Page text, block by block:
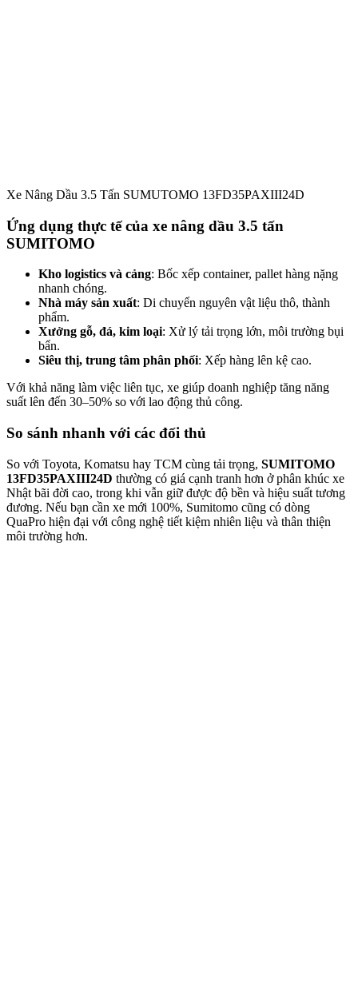
Xe Nâng Dầu 3.5 Tấn SUMUTOMO 13FD35PAXIII24D
Ứng dụng thực tế của xe nâng dầu 3.5 tấn
SUMITOMO
Kho logistics và cảng: Bốc xếp container, pallet hàng nặng
nhanh chóng.
Nhà máy sản xuất: Di chuyển nguyên vật liệu thô, thành
phẩm.
Xưởng gỗ, đá, kim loại: Xử lý tải trọng lớn, môi trường bụi
bẩn.
Siêu thị, trung tâm phân phối: Xếp hàng lên kệ cao.
Với khả năng làm việc liên tục, xe giúp doanh nghiệp tăng năng
suất lên đến 30–50% so với lao động thủ công.
So sánh nhanh với các đối thủ
So với Toyota, Komatsu hay TCM cùng tải trọng, SUMITOMO
13FD35PAXIII24D thường có giá cạnh tranh hơn ở phân khúc xe
Nhật bãi đời cao, trong khi vẫn giữ được độ bền và hiệu suất tương
đương. Nếu bạn cần xe mới 100%, Sumitomo cũng có dòng
QuaPro hiện đại với công nghệ tiết kiệm nhiên liệu và thân thiện
môi trường hơn.